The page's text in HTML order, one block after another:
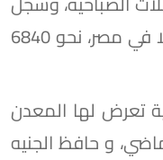
سعر الذهب عيار 21، الأكثر تداولًا في مصر، نحو 6840
تعرض لها المعدن
و حافظ الجنيه